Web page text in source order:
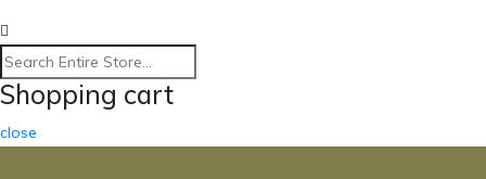
Shopping cart
close